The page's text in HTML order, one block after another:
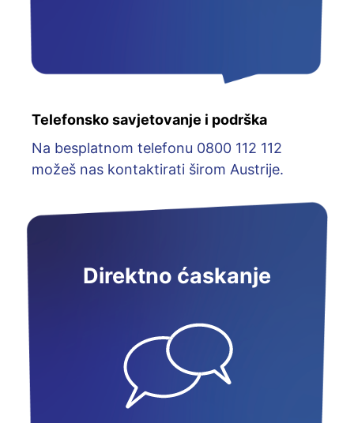
Telefonsko savjetovanje i podrška
Na besplatnom telefonu 0800 112 112
možeš nas kontaktirati širom Austrije.
Direktno ćaskanje